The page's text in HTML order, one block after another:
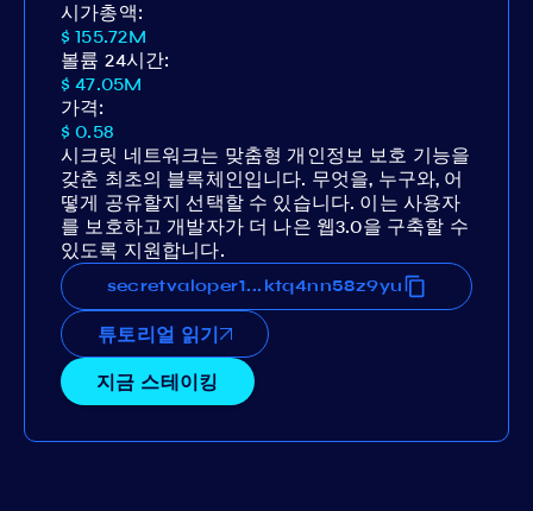
시가총액:
$ 155.72M
볼륨 24시간:
$ 47.05M
가격:
$ 0.58
시크릿 네트워크는 맞춤형 개인정보 보호 기능을
갖춘 최초의 블록체인입니다. 무엇을, 누구와, 어
떻게 공유할지 선택할 수 있습니다. 이는 사용자
를 보호하고 개발자가 더 나은 웹3.0을 구축할 수
있도록 지원합니다.
...
튜토리얼 읽기
지금 스테이킹